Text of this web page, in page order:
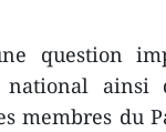
question
national
membres du